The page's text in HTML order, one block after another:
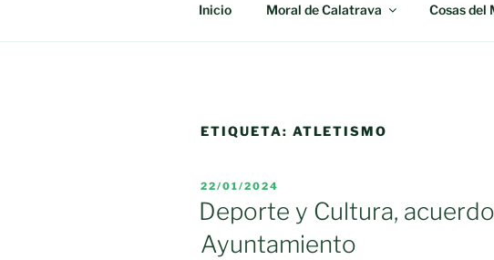
Inicio Moral de Calatrava Cosas del
ETIQUETA: ATLETISMO
PUBLICADO
EL
22/01/2024
Deporte y Cultura,
Ayuntamiento